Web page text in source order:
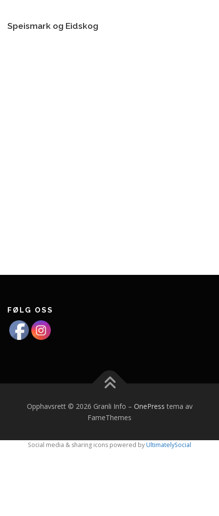
Speismark og Eidskog
FØLG OSS
Opphavsrett © 2026 Granli Info – OnePress tema av
FameThemes
Social media & sharing icons powered byUltimatelySocial